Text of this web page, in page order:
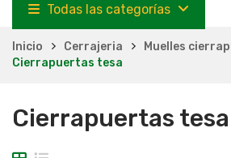
Todas las categorías
Inicio Cerrajeria
Muelles
Cierrapuertas tesa
Cierrapuertas tesa